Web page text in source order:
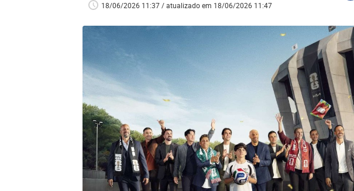
18/06/2026 11:37 / atualizado em 18/06/2026 11:47